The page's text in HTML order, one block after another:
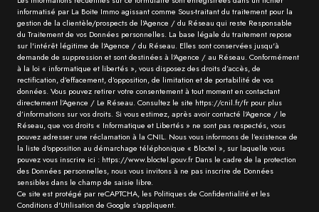
informatisé par La Boite Immo agissant comme Sous-traitant du traitement pour la
gestion de la clientèle/prospects de l'Agence / du Réseau qui reste Responsable
du Traitement de vos Données personnelles. La base légale du traitement repose
sur l'intérêt légitime de l'Agence / du Réseau. Elles sont conservées jusqu'à
demande de suppression et sont destinées à l'Agence / au Réseau. Conformément
à la loi « informatique et libertés », vous disposez des droits d’accès, de
rectification, d’effacement, d’opposition, de limitation et de portabilité de vos
données. Vous pouvez retirer votre consentement à tout moment en contactant
directement l’Agence / Le Réseau. Consultez le site https://cnil.fr/fr pour plus
d’informations sur vos droits. Si vous estimez, après avoir contacté l'Agence / le
Réseau, que vos droits « Informatique et Libertés » ne sont pas respectés, vous
pouvez adresser une réclamation à la CNIL. Nous vous informons de l’existence de
la liste d'opposition au démarchage téléphonique « Bloctel », sur laquelle vous
pouvez vous inscrire ici : https://www.bloctel.gouv.fr Dans le cadre de la protection
des Données personnelles, nous vous invitons à ne pas inscrire de Données
sensibles dans le champ de saisie libre.
Ce site est protégé par reCAPTCHA, les Politiques de Confidentialité et les
Conditions d'Utilisation de Google s'appliquent.